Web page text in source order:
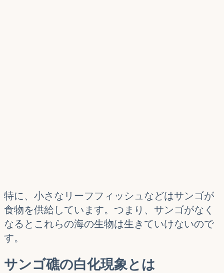
特に、小さなリーフフィッシュなどはサンゴが
食物を供給しています。つまり、サンゴがなく
なるとこれらの海の生物は生きていけないので
す。
サンゴ礁の白化現象とは